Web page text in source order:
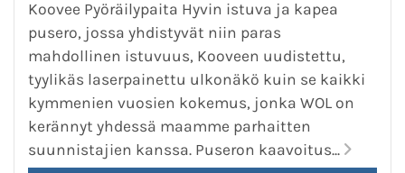
Koovee Pyöräilypaita Hyvin istuva ja kapea
pusero, jossa yhdistyvät niin paras
mahdollinen istuvuus, Kooveen uudistettu,
tyylikäs laserpainettu ulkonäkö kuin se kaikki
kymmenien vuosien kokemus, jonka WOL on
kerännyt yhdessä maamme parhaitten
suunnistajien kanssa. Puseron kaavoitus...